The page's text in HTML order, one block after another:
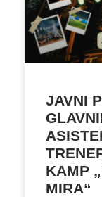
JAVNI
KAMP
MIRA“